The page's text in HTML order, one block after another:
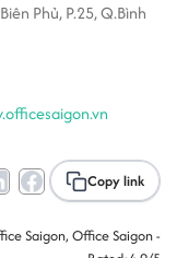
Phủ, P.25, Q.Bình
Copy link
Saigon, Office Saigon -